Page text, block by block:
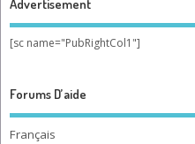
Advertisement
[sc name="PubRightCol1"]
Forums D’aide
Français